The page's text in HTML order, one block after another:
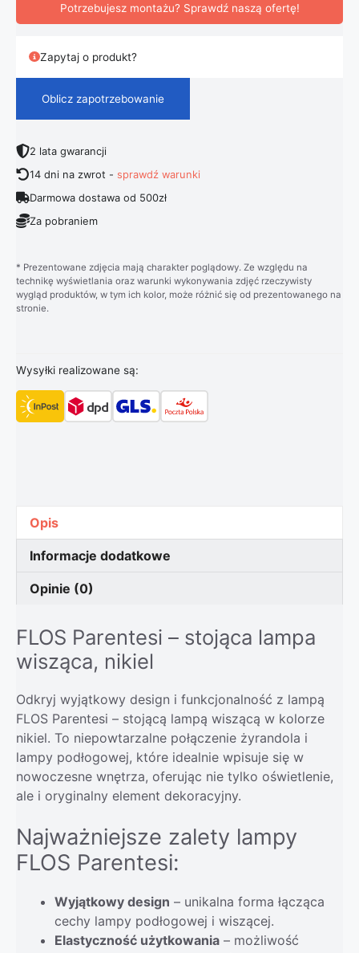
Potrzebujesz montażu? Sprawdź naszą ofertę!
Zapytaj o produkt?
Oblicz zapotrzebowanie
2 lata gwarancji
14 dni na zwrot -sprawdź warunki
Darmowa dostawa od 500zł
Za pobraniem
* Prezentowane zdjęcia mają charakter poglądowy. Ze względu na
technikę wyświetlania oraz warunki wykonywania zdjęć rzeczywisty
wygląd produktów, w tym ich kolor, może różnić się od prezentowanego na
stronie.
Wysyłki realizowane są:
Opis
Informacje dodatkowe
Opinie (0)
FLOS Parentesi – stojąca lampa
wisząca, nikiel
Odkryj wyjątkowy design i funkcjonalność z lampą
FLOS Parentesi – stojącą lampą wiszącą w kolorze
nikiel. To niepowtarzalne połączenie żyrandola i
lampy podłogowej, które idealnie wpisuje się w
nowoczesne wnętrza, oferując nie tylko oświetlenie,
ale i oryginalny element dekoracyjny.
Najważniejsze zalety lampy
FLOS Parentesi:
Wyjątkowy design – unikalna forma łącząca
cechy lampy podłogowej i wiszącej.
Elastyczność użytkowania – możliwość